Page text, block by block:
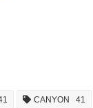
CANYON 41